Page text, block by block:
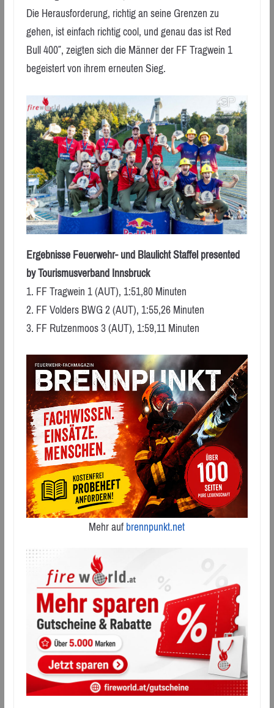
Die Herausforderung, richtig an seine Grenzen zu
gehen, ist einfach richtig cool, und genau das ist Red
Bull 400″, zeigten sich die Männer der FF Tragwein 1
begeistert von ihrem erneuten Sieg.
Ergebnisse Feuerwehr- und Blaulicht Staffel presented
by Tourismusverband Innsbruck
1. FF Tragwein 1 (AUT), 1:51,80 Minuten
2. FF Volders BWG 2 (AUT), 1:55,26 Minuten
3. FF Rutzenmoos 3 (AUT), 1:59,11 Minuten
Mehr aufbrennpunkt.net